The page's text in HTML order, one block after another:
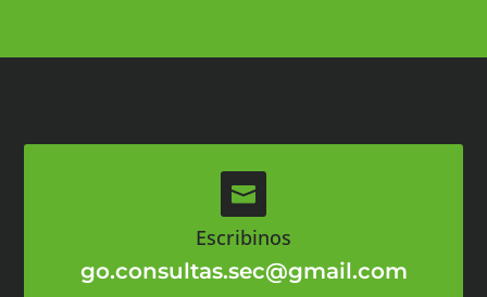

Escribinos
go.consultas.sec@gmail.com